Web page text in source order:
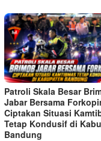
Patroli Skala Besar
Jabar Bersama
Ciptakan Situasi
Tetap Kondusif di
Bandung